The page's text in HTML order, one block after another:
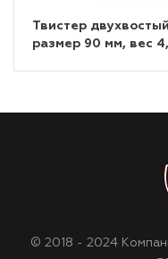
Твистер
размер 90 мм, вес
© 2018 - 2024